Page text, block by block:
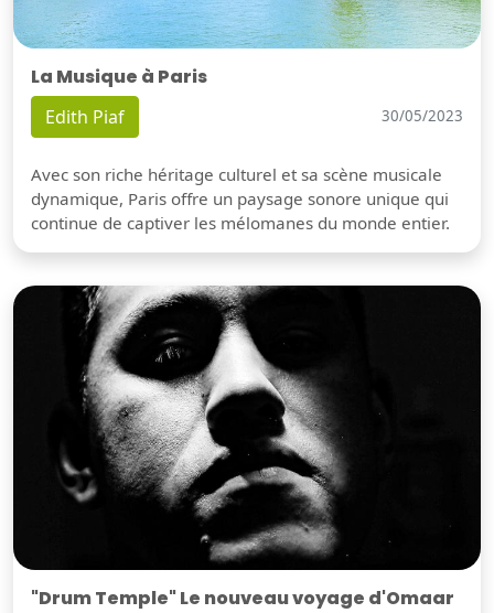
La Musique à Paris
Edith Piaf 30/05/2023
Avec son riche héritage culturel et sa scène musicale
dynamique, Paris offre un paysage sonore unique qui
continue de captiver les mélomanes du monde entier.
"Drum Temple" Le nouveau voyage d'Omaar